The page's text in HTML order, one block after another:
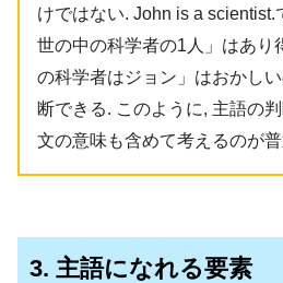
けではない. John is a scientist.
世の中の科学者の1人」はあり
の科学者はジョン」はおかし
断できる. このように, 主語の
文の意味も含めて考えるのが
3. 主語になれる要素